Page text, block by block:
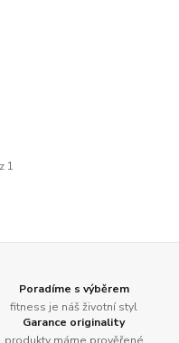
z 1
Poradíme s výběrem
fitness je náš životní styl
Garance originality
produkty máme prověřené